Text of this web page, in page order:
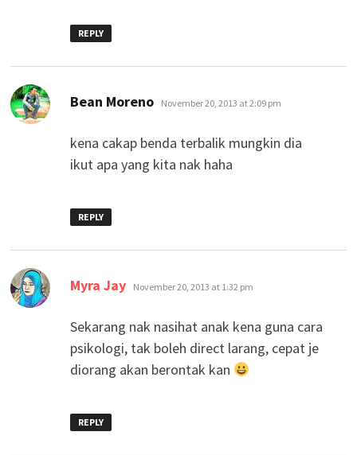
REPLY
Bean Moreno says:
November 20, 2013 at 2:09 pm
kena cakap benda terbalik mungkin dia
ikut apa yang kita nak haha
REPLY
Myra Jay says:
November 20, 2013 at 1:32 pm
Sekarang nak nasihat anak kena guna cara
psikologi, tak boleh direct larang, cepat je
diorang akan berontak kan
REPLY